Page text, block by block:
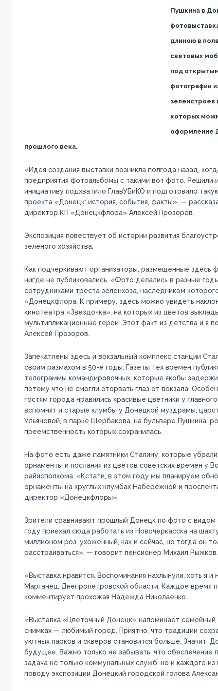
Пушкина в
длиною в
световых
под
фотографии
зеленстроев
которых
оформление
прошлого века.
«Идея создания выставки возникла полгода назад,
предприятия фотоальбомы с такими вот фото. Решили
инициативу подхватило ГлавУБиКО и подготовило
проекта «Донецк: история, события, факты», —
директор КП «Донецкфлора» Алексей Прозоров.
Экспозиция повествует об истории развития
зеленого хозяйства.
Как подчеркивают организаторы, размещенные здесь
нигде не публиковались. «Фото делались в разные
сотрудниками треста зеленхоза, наследником
«Донецкфлора. К примеру, здесь можно увидеть
кинотеатра «Звездочка», на которых из цветов
мультипликационные герои. Этот факт из детства и я
Алексей Прозоров.
Запечатлены здесь и вокзальный комплекс станции
своим размахом в 50-е годы. Газеты тех времен
телеграммы командировочных, которые якобы
потому что не смогли оторвать глаз от вокзала.
гостям города нравились красивые цветники у
вспомнят и старые клумбы у Донецкой муздрамы,
Ульяновой, в парке Щербакова, на бульваре Пушкина,
преемственность которых сохранилась.
На фото есть даже памятники Сталину, которые
орнаменты и послания из цветов советских времен у
райисполкома. «Кстати, в этом году мы планируем
орнаменты на круглых клумбах Набережной и
директор «Донецкфлоры».
Зрители сравнивают прошлый Донецк по фото с видом
году приехал сюда работать из Новочеркасска на
миллионом роз, ухоженный, как и сейчас, но тогда он
расстраиваться», — говорит пенсионер Михаил
«Выставка нравится. Воспоминания нахлынули, хоть я и
Марганец, Днепропетровской области. Каждое время
комментирует прохожая Надежда Николаенко.
«Выставка «Цветочный Донецк» напоминает семейный
снимках — любимый город. Приятно, что традиции
уютных парков и скверов становится больше. Значит,
будущее. Важно только не забывать, что обеспечение
задача не только коммунальных служб, но и каждого из
поводу экспозиции Донецкий городской голова